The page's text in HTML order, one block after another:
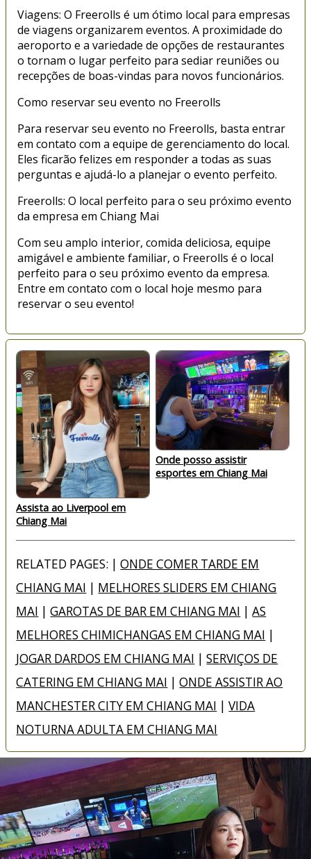
Viagens: O Freerolls é um ótimo local para empresas
de viagens organizarem eventos. A proximidade do
aeroporto e a variedade de opções de restaurantes
o tornam o lugar perfeito para sediar reuniões ou
recepções de boas-vindas para novos funcionários.
Como reservar seu evento no Freerolls
Para reservar seu evento no Freerolls, basta entrar
em contato com a equipe de gerenciamento do local.
Eles ficarão felizes em responder a todas as suas
perguntas e ajudá-lo a planejar o evento perfeito.
Freerolls: O local perfeito para o seu próximo evento
da empresa em Chiang Mai
Com seu amplo interior, comida deliciosa, equipe
amigável e ambiente familiar, o Freerolls é o local
perfeito para o seu próximo evento da empresa.
Entre em contato com o local hoje mesmo para
reservar o seu evento!
Assista ao Liverpool em
Chiang Mai
Onde posso assistir
esportes em Chiang Mai
RELATED PAGES: |ONDE COMER TARDE EM
CHIANG MAI | MELHORES SLIDERS EM CHIANG
MAI |GAROTAS DE BAR EM CHIANG MAI |AS
MELHORES CHIMICHANGAS EM CHIANG MAI |
JOGAR DARDOS EM CHIANG MAI |SERVIÇOS DE
CATERING EM CHIANG MAI |ONDE ASSISTIR AO
MANCHESTER CITY EM CHIANG MAI |VIDA
NOTURNA ADULTA EM CHIANG MAI